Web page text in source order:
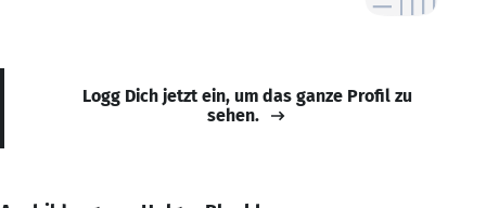
Logg Dich jetzt ein, um das ganze Profil zu
sehen.